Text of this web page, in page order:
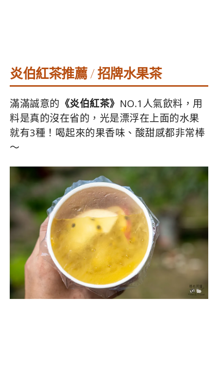
炎伯紅茶推薦 / 招牌水果茶
滿滿誠意的 《炎伯紅茶》 NO.1人氣飲料，用
料是真的沒在省的，光是漂浮在上面的水果
就有3種！喝起來的果香味、酸甜感都非常棒
～